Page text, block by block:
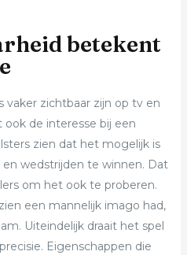
betekent
vaker zichtbaar zijn op tv en
de interesse bij een
zien dat het mogelijk is
wedstrijden te winnen. Dat
om het ook te proberen.
een mannelijk imago had,
Uiteindelijk draait het spel
Eigenschappen die